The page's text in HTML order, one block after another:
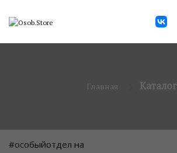
Главная Каталог
#особыйотдел на